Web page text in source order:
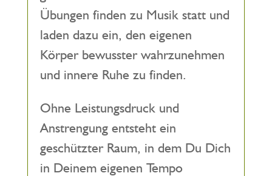
Übungen finden zu Musik statt und
laden dazu ein, den eigenen
Körper bewusster wahrzunehmen
und innere Ruhe zu finden.
Ohne Leistungsdruck und
Anstrengung entsteht ein
geschützter Raum, in dem Du Dich
in Deinem eigenen Tempo